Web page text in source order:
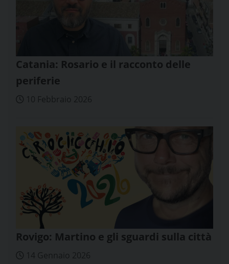
Catania: Rosario e il racconto delle
periferie
10 Febbraio 2026
Rovigo: Martino e gli sguardi sulla città
14 Gennaio 2026